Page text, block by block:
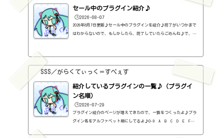
セール中のプラグイン紹介♪
🕒️2026-08-07
2026年8月7日更新♪セール中のプラグインを紹介♪終了がいつかまで
はわからないので、もしかしたら、終了していたらごめんね♪で、相
OST（UJAM）定価：59ドル → 19ドル（本家さま）FINISHER DYNAMO（U
JAM）定価：59ドル → 9ドル（本家さま）FINISHER FLUXX（UJAM）定
価：59...
SSS／がらくてぃっく＝すぺぇす
紹介しているプラグインの一覧♪（プラグイ
ン名順）
🕒️2026-07-29
プラグイン紹介のページが増えてきたので、一覧をつくったよ♪プラ
グイン名をアルファベット順にしてるよ♪0-9 A B C D E F G